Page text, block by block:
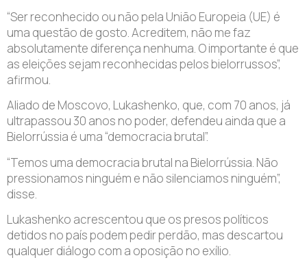
“Ser reconhecido ou não pela União Europeia (UE) é
uma questão de gosto. Acreditem, não me faz
absolutamente diferença nenhuma. O importante é que
as eleições sejam reconhecidas pelos bielorrussos”,
afirmou.
Aliado de Moscovo, Lukashenko, que, com 70 anos, já
ultrapassou 30 anos no poder, defendeu ainda que a
Bielorrússia é uma “democracia brutal”.
“Temos uma democracia brutal na Bielorrússia. Não
pressionamos ninguém e não silenciamos ninguém”,
disse.
Lukashenko acrescentou que os presos políticos
detidos no país podem pedir perdão, mas descartou
qualquer diálogo com a oposição no exílio.